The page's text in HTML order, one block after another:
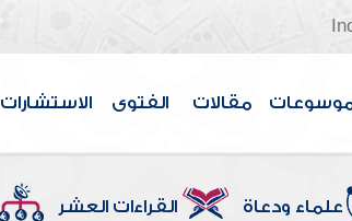
مقالات الفتوى الاستشارات
علماء ودعاة القراءات العشر